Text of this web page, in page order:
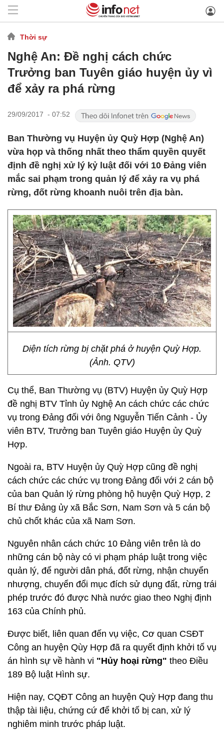
Thời sự
Nghệ An: Đề nghị cách chức
Trưởng ban Tuyên giáo huyện ủy vì
để xảy ra phá rừng
29/09/2017 - 07:52
Ban Thường vụ Huyện ủy Quỳ Hợp (Nghệ An)
vừa họp và thống nhất theo thẩm quyền quyết
định đề nghị xử lý kỷ luật đối với 10 Đảng viên
mắc sai phạm trong quản lý để xảy ra vụ phá
rừng, đốt rừng khoanh nuôi trên địa bàn.
Diện tích rừng bị chặt phá ở huyện Quỳ Hợp.
(Ảnh. QTV)
Cụ thể, Ban Thường vụ (BTV) Huyện ủy Quỳ Hợp
đề nghị BTV Tỉnh ủy Nghệ An cách chức các chức
vụ trong Đảng đối với ông Nguyễn Tiến Cảnh - Ủy
viên BTV, Trưởng ban Tuyên giáo Huyện ủy Quỳ
Hợp.
Ngoài ra, BTV Huyện ủy Quỳ Hợp cũng đề nghị
cách chức các chức vụ trong Đảng đối với 2 cán bộ
của ban Quản lý rừng phòng hộ huyện Quỳ Hợp, 2
Bí thư Đảng ủy xã Bắc Sơn, Nam Sơn và 5 cán bộ
chủ chốt khác của xã Nam Sơn.
Nguyên nhân cách chức 10 Đảng viên trên là do
những cán bộ này có vi phạm pháp luật trong việc
quản lý, để người dân phá, đốt rừng, nhận chuyển
nhượng, chuyển đổi mục đích sử dụng đất, rừng trái
phép trước đó được Nhà nước giao theo Nghị định
163 của Chính phủ.
Được biết, liên quan đến vụ việc, Cơ quan CSĐT
Công an huyện Qùy Hợp đã ra quyết định khởi tố vụ
án hình sự về hành vi "Hủy hoại rừng" theo Điều
189 Bộ luật Hình sự.
Hiện nay, CQĐT Công an huyện Quỳ Hợp đang thu
thập tài liệu, chứng cứ để khởi tố bị can, xử lý
nghiêm minh trước pháp luật.